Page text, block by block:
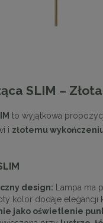
SLIM –
to wyjątkowa
i złotemu
design: Lampa ma
kolor dodaje elegancji
jako oświetlenie